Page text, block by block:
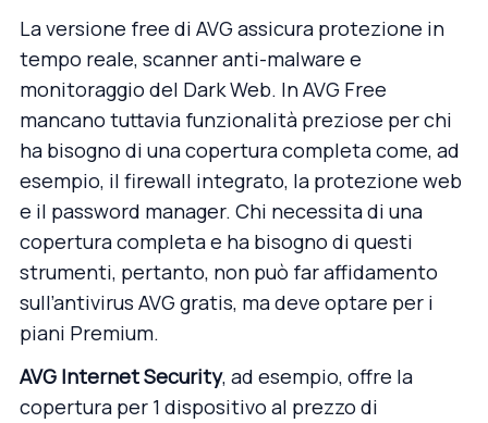
La versione free di AVG assicura protezione in
tempo reale, scanner anti-malware e
monitoraggio del Dark Web. In AVG Free
mancano tuttavia funzionalità preziose per chi
ha bisogno di una copertura completa come, ad
esempio, il firewall integrato, la protezione web
e il password manager. Chi necessita di una
copertura completa e ha bisogno di questi
strumenti, pertanto, non può far affidamento
sull’antivirus AVG gratis, ma deve optare per i
piani Premium.
AVG Internet Security, ad esempio, offre la
copertura per 1 dispositivo al prezzo di